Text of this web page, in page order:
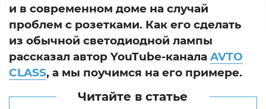
и в современном доме на случай
проблем с розетками. Как его сделать
из обычной светодиодной лампы
рассказал автор YouTube-канала AVTO
CLASS, а мы поучимся на его примере.
Читайте в статье